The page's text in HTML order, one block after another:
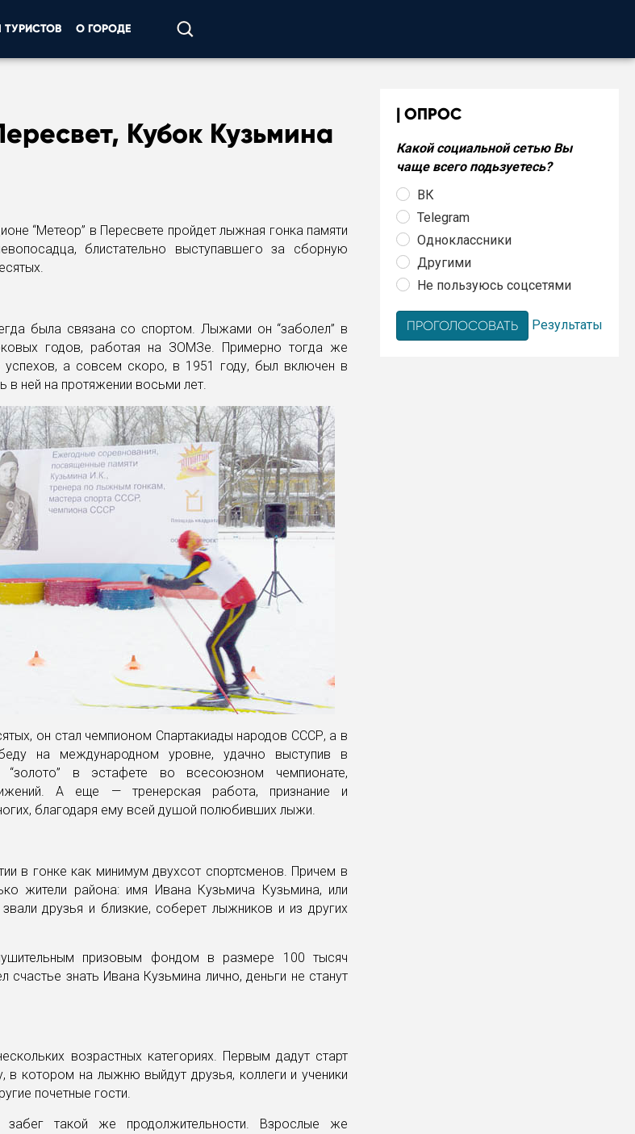
ТУРИСТОВ О ГОРОДЕ
Кубок Кузьмина
“Метеор” в Пересвете пройдет лыжная гонка памяти
блистательно выступавшего за сборную
была связана со спортом. Лыжами он “заболел” в
годов, работая на ЗОМЗе. Примерно тогда же
успехов, а совсем скоро, в 1951 году, был включен в
в ней на протяжении восьми лет.
он стал чемпионом Спартакиады народов СССР, а в
на международном уровне, удачно выступив в
в эстафете во всесоюзном чемпионате,
А еще — тренерская работа, признание и
благодаря ему всей душой полюбивших лыжи.
в гонке как минимум двухсот спортсменов. Причем в
жители района: имя Ивана Кузьмича Кузьмина, или
друзья и близкие, соберет лыжников и из других
призовым фондом в размере 100 тысяч
счастье знать Ивана Кузьмина лично, деньги не станут
возрастных категориях. Первым дадут старт
в котором на лыжню выйдут друзья, коллеги и ученики
почетные гости.
забег такой же продолжительности. Взрослые же
ОПРОС
Какой социальной сетью Вы
чаще всего подьзуетесь?
ВК
Telegram
Одноклассники
Другими
Не пользуюсь соцсетями
Результаты